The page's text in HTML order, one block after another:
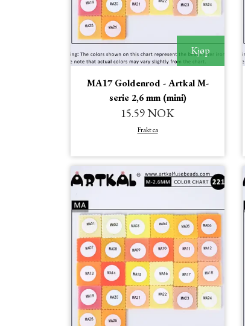
Kjøp
MA17 Goldenrod - Artkal M-
serie 2,6 mm (mini)
15.59 NOK
Frakt ca